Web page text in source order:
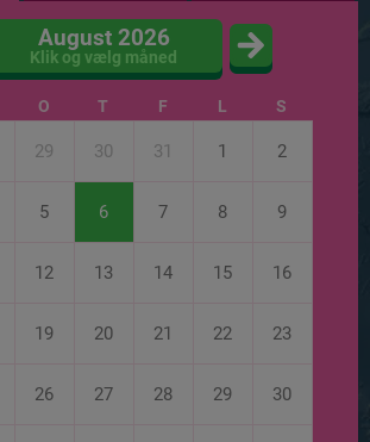
August 2026
Klik og vælg måned
O T F L S
29 30 31 1 2
5 6 7 8 9
12 13 14 15 16
19 20 21 22 23
26 27 28 29 30